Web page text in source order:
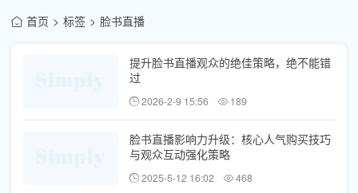
首页 标签 脸书直播
提升脸书直播观众的绝佳策略，绝不能错
过
2026-2-9 15:56 189
脸书直播影响力升级：核心人气购买技巧
与观众互动强化策略
2025-5-12 16:02 468